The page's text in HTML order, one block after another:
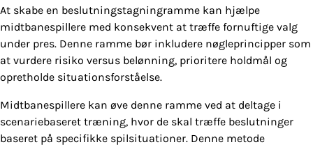
At skabe en beslutningstagningramme kan hjælpe
midtbanespillere med konsekvent at træffe fornuftige valg
under pres. Denne ramme bør inkludere nøgleprincipper som
at vurdere risiko versus belønning, prioritere holdmål og
opretholde situationsforståelse.
Midtbanespillere kan øve denne ramme ved at deltage i
scenariebaseret træning, hvor de skal træffe beslutninger
baseret på specifikke spilsituationer. Denne metode